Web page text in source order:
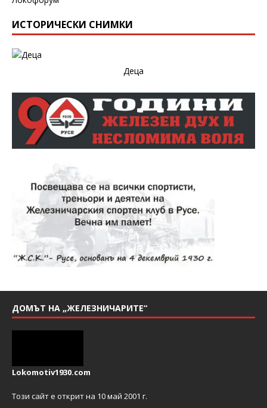
ИСТОРИЧЕСКИ СНИМКИ
Деца
ДОМЪТ НА „ЖЕЛЕЗНИЧАРИТЕ“
Lokomotiv1930.com
Този сайт е открит на 10 май 2001 г.